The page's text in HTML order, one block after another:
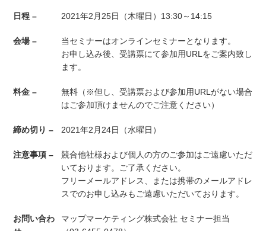
日程 – 2021年2月25日（木曜日）13:30～14:15
会場 –
当セミナーはオンラインセミナーとなります。
お申し込み後、受講票にて参加用URLをご案内致し
ます。
料金 –
無料（※但し、受講票および参加用URLがない場合
はご参加頂けませんのでご注意ください）
締め切り – 2021年2月24日（水曜日）
注意事項 –
競合他社様および個人の方のご参加はご遠慮いただ
いております。ご了承ください。
フリーメールアドレス、または携帯のメールアドレ
スでのお申し込みもご遠慮いただいております。
お問い合わ
マップマーケティング株式会社 セミナー担当